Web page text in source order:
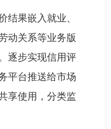
果嵌入就业、
动关系等业务版
逐步实现信用评
平台推送给市场
享使用，分类监